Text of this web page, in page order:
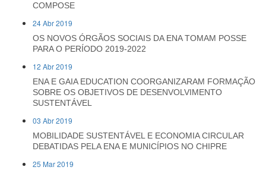
COMPOSE
24 Abr 2019
OS NOVOS ÓRGÃOS SOCIAIS DA ENA TOMAM POSSE
PARA O PERÍODO 2019-2022
12 Abr 2019
ENA E GAIA EDUCATION COORGANIZARAM FORMAÇÃO
SOBRE OS OBJETIVOS DE DESENVOLVIMENTO
SUSTENTÁVEL
03 Abr 2019
MOBILIDADE SUSTENTÁVEL E ECONOMIA CIRCULAR
DEBATIDAS PELA ENA E MUNICÍPIOS NO CHIPRE
25 Mar 2019